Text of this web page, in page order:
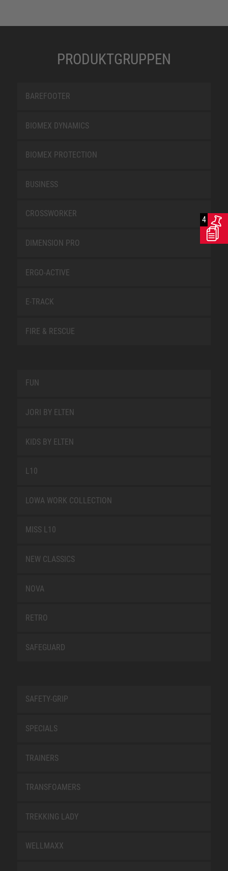
PRODUKTGRUPPEN
BAREFOOTER
BIOMEX DYNAMICS
BIOMEX PROTECTION
BUSINESS
CROSSWORKER
DIMENSION PRO
ERGO-ACTIVE
E-TRACK
FIRE & RESCUE
FUN
JORI BY ELTEN
KIDS BY ELTEN
L10
LOWA WORK COLLECTION
MISS L10
NEW CLASSICS
NOVA
RETRO
SAFEGUARD
SAFETY-GRIP
SPECIALS
TRAINERS
TRANSFOAMERS
TREKKING LADY
WELLMAXX
4